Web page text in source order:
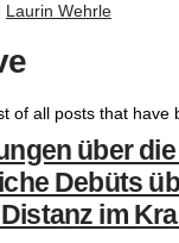
Laurin Wehrle
of all posts that have
über
Debüts
im